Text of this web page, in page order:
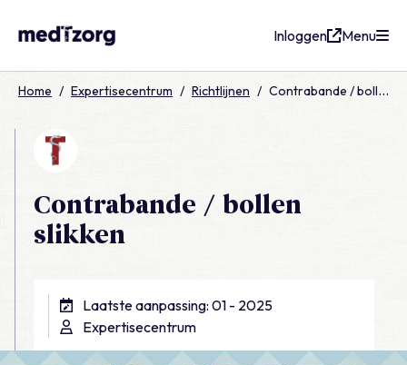
Inloggen Menu
Home / Expertisecentrum / Richtlijnen / Contrabande / bollen slikken
Contrabande / bollen
slikken
Laatste aanpassing: 01 - 2025
Expertisecentrum